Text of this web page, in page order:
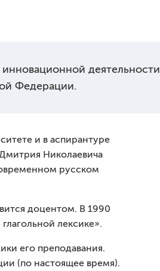
деятельности
Федерации.
и в аспирантуре
Николаевича
русском
доцентом. В 1990
лексике».
его преподавания.
(по настоящее время).